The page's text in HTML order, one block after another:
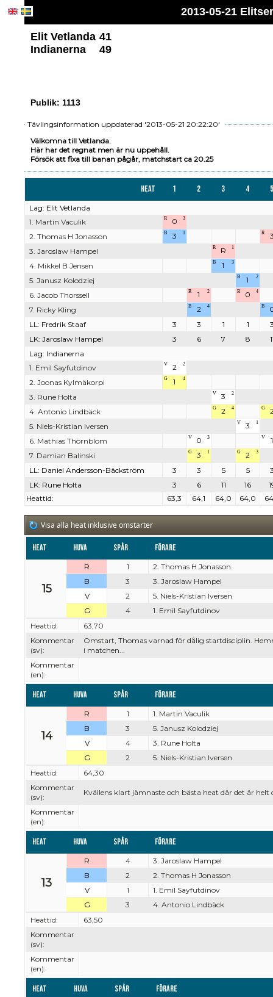
2013-05-21
Elit Vetlanda 41
Indianerna
49
Publik: 1113
Tävlingsinformation uppdaterad '2013-05-21 20:22:20'
Välkomna till Vetlanda.
Här har det regnat men är nu uppehåll.
Försök att fixa till banan pågår, matchstart ca 20.25
Heat 1 2 3 4 5
Lag: Elit Vetlanda
1. Martin Vaculik
R 0 3
2. Thomas H Jonasson B 3 1 R
3. Jaroslaw Hampel
R R 1
4. Mikkel B Jensen B 1 3
5. Janusz Kolodziej B 1 2
6. Jacob Thorssell R 1 2 R 0 4
7. Ricky Kling B 2 4 B
LL: Fredrik Staaf
3 3 1 1
LK: Jaroslaw Hampel
3 6 7 8
Lag: Indianerna
1. Emil Sayfutdinov
V 2 2
2. Joonas Kylmäkorpi G 1 4
3. Rune Holta V 3 2
4. Antonio Lindbäck G 2 4 G
5. Niels-Kristian Iversen
V 3 1
6. Mathias Thörnblom V 0 3 V
1
7. Damian Balinski
G 3 1 G 2 3
LL: Daniel Andersson-Bäckström 3 3 5 5
LK: Rune Holta
3 6 11 16
Heattid:
63,3 64,1 64,0 64,0
Visa alla heat inklusive omstarter
Heat Huva Spår Förare
15
R 1
2. Thomas H Jonasson
B
3
3. Jaroslaw Hampel
V
2
5. Niels-Kristian Iversen
G
4
1. Emil Sayfutdinov
Heattid:
63,70
Kommentar
(sv):
Omstart, Thomas varnad för dålig startdisciplin.
i matchen...
Kommentar
(en):
Heat Huva Spår Förare
14
R 1
1. Martin Vaculik
B
3
5. Janusz Kolodziej
V
4
3. Rune Holta
G
2
5. Niels-Kristian Iversen
Heattid:
64,30
Kommentar
(sv):
Kvällens klart jämnaste och bästa heat där det är
Kommentar
(en):
Heat Huva Spår Förare
13
R 4
3. Jaroslaw Hampel
B
2
2. Thomas H Jonasson
V
1
1. Emil Sayfutdinov
G
3
4. Antonio Lindbäck
Heattid:
63,50
Kommentar
(sv):
Kommentar
(en):
Heat Huva Spår Förare